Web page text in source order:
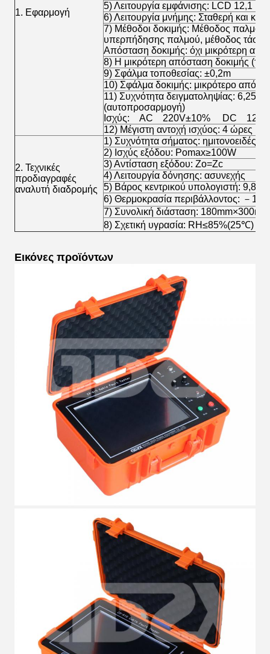
1. Εφαρμογή
5) Λειτουργία εμφάνισης: LCD 12,1
6) Λειτουργία μνήμης: Σταθερή και
7) Μέθοδοι δοκιμής: Μέθοδος
υπερπήδησης παλμού, μέθοδος
Απόσταση δοκιμής: όχι μικρότερη
8) Η μικρότερη απόσταση δοκιμής
9) Σφάλμα τοποθεσίας: ±0,2m
10) Σφάλμα δοκιμής: μικρότερο από
11) Συχνότητα δειγματοληψίας:
(αυτοπροσαρμογή)
Ισχύς: AC 220V±10% DC
12) Μέγιστη αντοχή ισχύος: 4 ώρες
2. Τεχνικές
προδιαγραφές
αναλυτή διαδρομής
1) Συχνότητα σήματος: ημιτονοειδές
2) Ισχύς εξόδου: Pomax≥100W
3) Αντίσταση εξόδου: Zo=Zc
4) Λειτουργία δόνησης: ασυνεχής
5) Βάρος κεντρικού υπολογιστή: 9,8Kg
6) Θερμοκρασία περιβάλλοντος: －
7) Συνολική διάσταση:
8) Σχετική υγρασία: RH≤85%(25℃)
Εικόνες προϊόντων